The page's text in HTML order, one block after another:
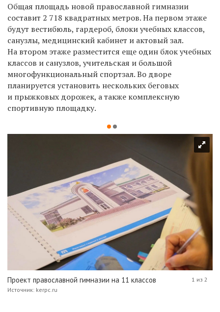
Общая площадь новой православной гимназии
составит 2 718 квадратных метров. На первом этаже
будут вестибюль, гардероб, блоки учебных классов,
санузлы, медицинский кабинет и актовый зал.
На втором этаже разместится еще один блок учебных
классов и санузлов, учительская и большой
многофункциональный спортзал. Во дворе
планируется установить нескольких беговых
и прыжковых дорожек, а также комплексную
спортивную площадку.
Проект православной гимназии на 11 классов
Источник: kerpc.ru
1 из 2